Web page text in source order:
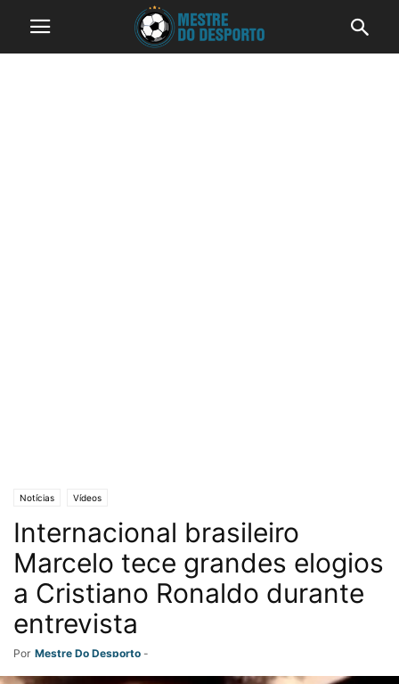
Notícias Vídeos
Internacional brasileiro
Marcelo tece grandes elogios
a Cristiano Ronaldo durante
entrevista
Por Mestre Do Desporto -